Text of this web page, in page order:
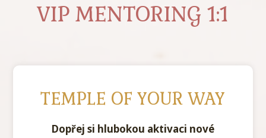
VIP MENTORING 1:1
TEMPLE OF YOUR WAY
Dopřej si hlubokou aktivaci nové